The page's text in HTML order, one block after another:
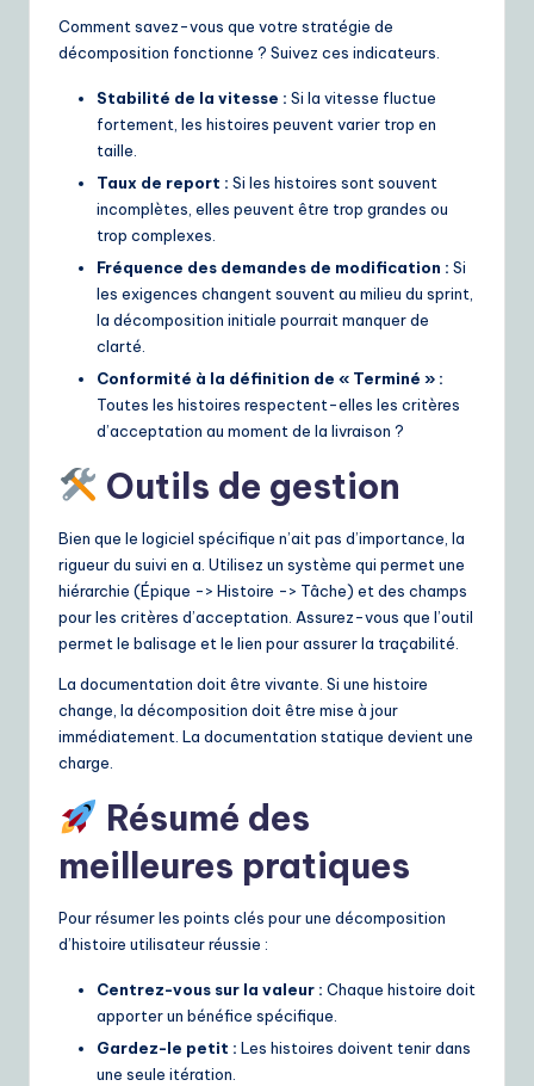
Comment savez-vous que votre stratégie de
décomposition fonctionne ? Suivez ces indicateurs.
Stabilité de la vitesse : Si la vitesse fluctue
fortement, les histoires peuvent varier trop en
taille.
Taux de report : Si les histoires sont souvent
incomplètes, elles peuvent être trop grandes ou
trop complexes.
Fréquence des demandes de modification : Si
les exigences changent souvent au milieu du sprint,
la décomposition initiale pourrait manquer de
clarté.
Conformité à la définition de « Terminé » :
Toutes les histoires respectent-elles les critères
d’acceptation au moment de la livraison ?
Outils de gestion
Bien que le logiciel spécifique n’ait pas d’importance, la
rigueur du suivi en a. Utilisez un système qui permet une
hiérarchie (Épique -> Histoire -> Tâche) et des champs
pour les critères d’acceptation. Assurez-vous que l’outil
permet le balisage et le lien pour assurer la traçabilité.
La documentation doit être vivante. Si une histoire
change, la décomposition doit être mise à jour
immédiatement. La documentation statique devient une
charge.
Résumé des
meilleures pratiques
Pour résumer les points clés pour une décomposition
d’histoire utilisateur réussie :
Centrez-vous sur la valeur : Chaque histoire doit
apporter un bénéfice spécifique.
Gardez-le petit : Les histoires doivent tenir dans
une seule itération.